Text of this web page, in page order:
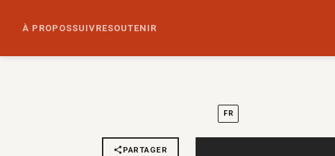
À PROPOSSUIVRESOUTENIR
FR
PARTAGER